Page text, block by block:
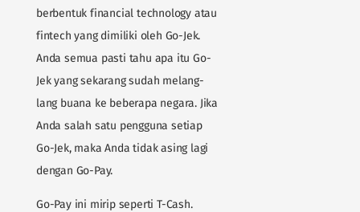
berbentuk financial technology atau
fintech yang dimiliki oleh Go-Jek.
Anda semua pasti tahu apa itu Go-
Jek yang sekarang sudah melang-
lang buana ke beberapa negara. Jika
Anda salah satu pengguna setiap
Go-Jek, maka Anda tidak asing lagi
dengan Go-Pay.
Go-Pay ini mirip seperti T-Cash.